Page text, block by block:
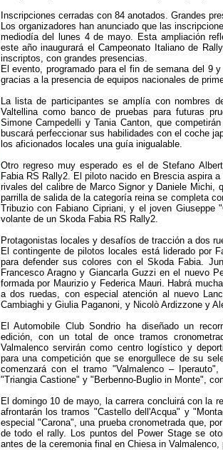
Inscripciones cerradas con 84 anotados. Grandes
Los organizadores han anunciado que las
mediodía del lunes 4 de mayo. Esta ampliación
este año inaugurará el Campeonato Italiano de
inscriptos, con grandes presencias.
El evento, programado para el fin de semana del 9
gracias a la presencia de equipos nacionales de
La lista de participantes se amplía con nombres
Valtellina como banco de pruebas para futuras
Simone Campedelli y Tania Canton, que
buscará perfeccionar sus habilidades con el coche
los aficionados locales una guía inigualable.
Otro regreso muy esperado es el de Stefano
Fabia RS Rally2. El piloto nacido en Brescia aspira
rivales del calibre de Marco Signor y Daniele Michi,
parrilla de salida de la categoría reina se completa
Tribuzio con Fabiano Cipriani, y el joven Giuseppe
volante de un Skoda Fabia RS Rally2.
Protagonistas locales y desafíos de tracción a dos
El contingente de pilotos locales está liderado por
para defender sus colores con el Skoda Fabia.
Francesco Aragno y Giancarla Guzzi en el nuevo
formada por Maurizio y Federica Mauri. Habrá
a dos ruedas, con especial atención al nuevo
Cambiaghi y Giulia Paganoni, y Nicolò Ardizzone y
El Automobile Club Sondrio ha diseñado un
edición, con un total de once tramos
Valmalenco servirán como centro logístico y
para una competición que se enorgullece de su
comenzará con el tramo "Valmalenco –
"Triangia Castione" y "Berbenno-Buglio in Monte",
El domingo 10 de mayo, la carrera concluirá con la
afrontarán los tramos "Castello dell'Acqua" y
especial "Carona", una prueba cronometrada que,
de todo el rally. Los puntos del Power Stage se
antes de la ceremonia final en Chiesa in